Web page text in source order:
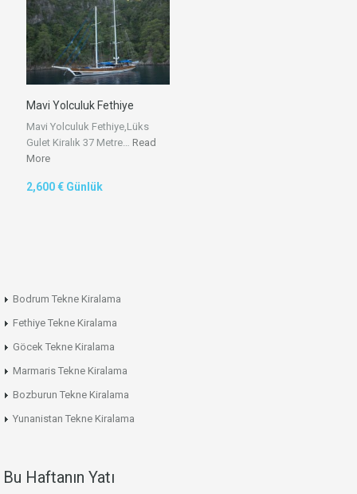
Mavi Yolculuk Fethiye
Mavi Yolculuk Fethiye,Lüks
Gulet Kiralık 37 Metre… Read
More
2,600 € Günlük
Bodrum Tekne Kiralama
Fethiye Tekne Kiralama
Göcek Tekne Kiralama
Marmaris Tekne Kiralama
Bozburun Tekne Kiralama
Yunanistan Tekne Kiralama
Bu Haftanın Yatı